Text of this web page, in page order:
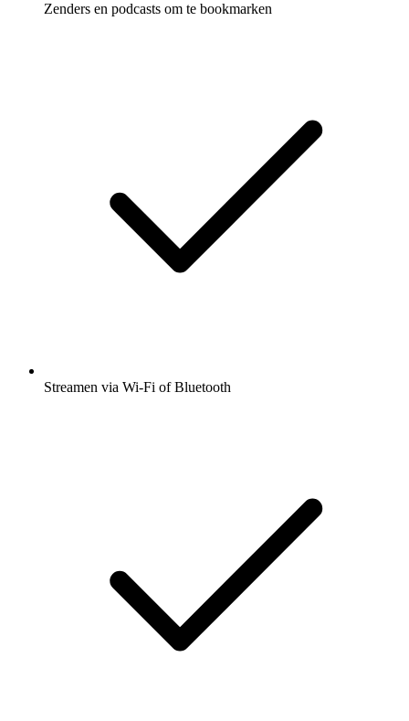
Zenders en podcasts om te bookmarken
Streamen via Wi-Fi of Bluetooth